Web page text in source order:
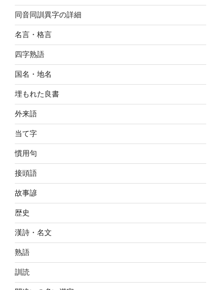
同音同訓異字の詳細
名言・格言
四字熟語
国名・地名
埋もれた良書
外来語
当て字
慣用句
接頭語
故事諺
歴史
漢詩・名文
熟語
訓読